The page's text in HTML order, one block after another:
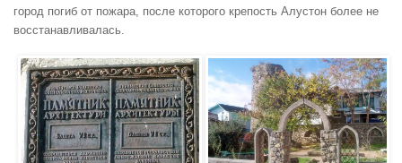
город погиб от пожара, после которого крепость Алустон более не
восстанавливалась.